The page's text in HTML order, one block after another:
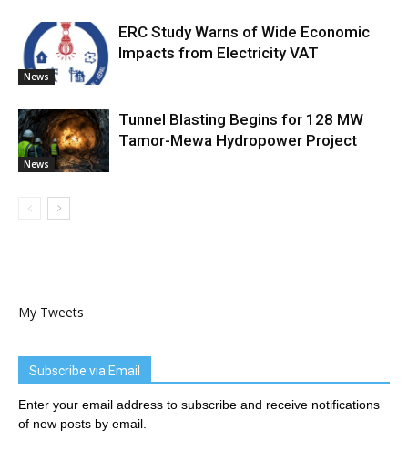
News
ERC Study Warns of Wide Economic
Impacts from Electricity VAT
News
Tunnel Blasting Begins for 128 MW
Tamor-Mewa Hydropower Project
My Tweets
Subscribe via Email
Enter your email address to subscribe and receive notifications
of new posts by email.